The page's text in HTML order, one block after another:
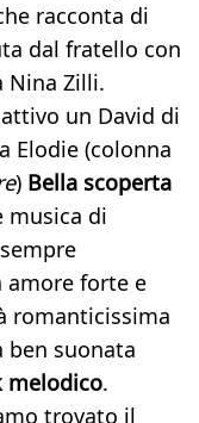
racconta di
dal fratello con
Nina Zilli.
un David di
Elodie (colonna
) Bella scoperta
musica di
amore forte e
romanticissima
ben suonata
melodico.
trovato il